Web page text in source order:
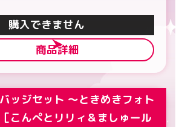
カートに入れる
商品詳細
ッジセット ～ときめきフォト
こんぺとリリィ＆ましゅール